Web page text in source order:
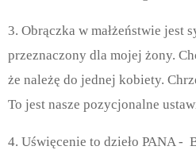
3. Obrączka w małżeństwie jest
przeznaczony dla mojej żony.
że należę do jednej kobiety.
To jest nasze pozycjonalne
4. Uświęcenie to dzieło PANA -